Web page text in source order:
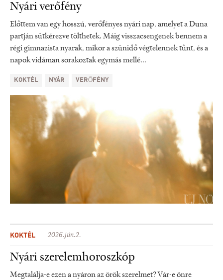
Nyári verőfény
Előttem van egy hosszú, verőfényes nyári nap, amelyet a Duna
partján sütkérezve tölthetek. Máig visszacsengenek bennem a
régi gimnazista nyarak, mikor a szünidő végtelennek tűnt, és a
napok vidáman sorakoztak egymás mellé...
KOKTÉL NYÁR VERŐFÉNY
KOKTÉL 2026.jún.2.
Nyári szerelemhoroszkóp
Megtalálja-e ezen a nyáron az örök szerelmet? Vár-e önre